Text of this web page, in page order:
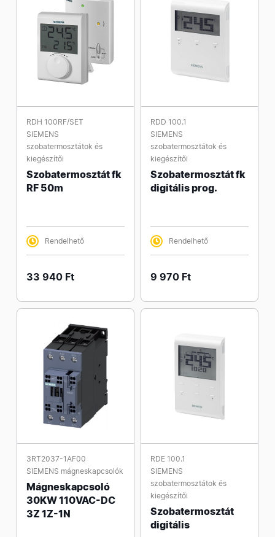
RDH 100RF/SET
SIEMENS
szobatermosztátok és
kiegészítői
Szobatermosztát fk
RF 50m
Rendelhető
33 940 Ft
RDD 100.1
SIEMENS
szobatermosztátok és
kiegészítői
Szobatermosztát fk
digitális prog.
Rendelhető
9 970 Ft
3RT2037-1AF00
SIEMENS mágneskapcsolók
Mágneskapcsoló
30KW 110VAC-DC
3Z 1Z-1N
RDE 100.1
SIEMENS
szobatermosztátok és
kiegészítői
Szobatermosztát
digitális